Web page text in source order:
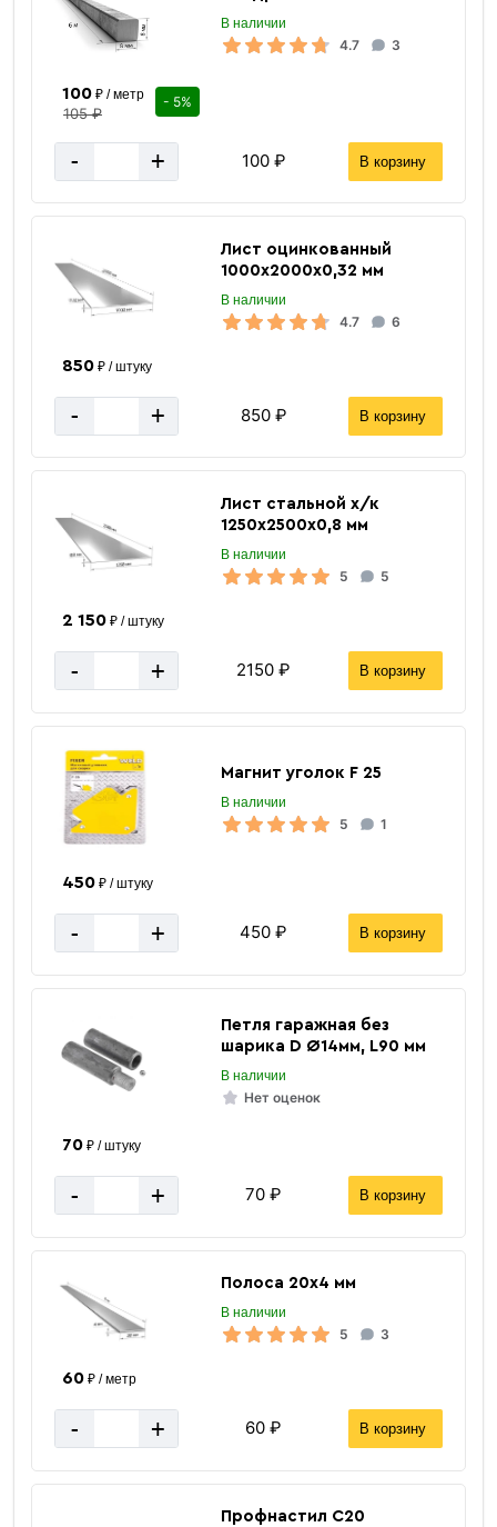
В наличии
4.7 3
100₽ / метр
105 ₽
- 5%
- + 100 ₽ В корзину
Лист оцинкованный
1000х2000х0,32 мм
В наличии
4.7 6
850₽ / штуку
- + 850 ₽ В корзину
Лист стальной х/к
1250х2500х0,8 мм
В наличии
5 5
2 150₽ / штуку
- + 2150 ₽ В корзину
Магнит уголок F 25
В наличии
5 1
450₽ / штуку
- + 450 ₽ В корзину
Петля гаражная без
шарика D Ø14мм, L90 мм
В наличии
Нет оценок
70₽ / штуку
- + 70 ₽ В корзину
Полоса 20х4 мм
В наличии
5 3
60₽ / метр
- + 60 ₽ В корзину
Профнастил C20
Цена указана
Вес погонного метра, тн 0.000501 тн
Метров в 1 тонне 1996 м
Количество штук в 1 тонне ≈ 333 шт
Вес одной штуки (6 м) кг